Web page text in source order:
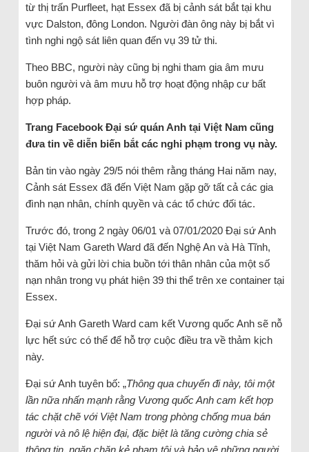
từ thị trấn Purfleet, hạt Essex đã bị cảnh sát bắt tại khu
vực Dalston, đông London. Người đàn ông này bị bắt vì
tình nghi ngộ sát liên quan đến vụ 39 tử thi.
Theo BBC, người này cũng bị nghi tham gia âm mưu
buôn người và âm mưu hỗ trợ hoạt động nhập cư bất
hợp pháp.
Trang Facebook Đại sứ quán Anh tại Việt Nam cũng
đưa tin về diễn biến bắt các nghi phạm trong vụ này.
Bản tin vào ngày 29/5 nói thêm rằng tháng Hai năm nay,
Cảnh sát Essex đã đến Việt Nam gặp gỡ tất cả các gia
đình nạn nhân, chính quyền và các tổ chức đối tác.
Trước đó, trong 2 ngày 06/01 và 07/01/2020 Đại sứ Anh
tại Việt Nam Gareth Ward đã đến Nghệ An và Hà Tĩnh,
thăm hỏi và gửi lời chia buồn tới thân nhân của một số
nạn nhân trong vụ phát hiện 39 thi thể trên xe container tại
Essex.
Đại sứ Anh Gareth Ward cam kết Vương quốc Anh sẽ nỗ
lực hết sức có thể để hỗ trợ cuộc điều tra về thảm kịch
này.
Đại sứ Anh tuyên bố: „Thông qua chuyến đi này, tôi một
lần nữa nhấn mạnh rằng Vương quốc Anh cam kết hợp
tác chặt chẽ với Việt Nam trong phòng chống mua bán
người và nô lệ hiện đại, đặc biệt là tăng cường chia sẻ
thông tin, ngăn chặn kẻ phạm tội và bảo vệ những người